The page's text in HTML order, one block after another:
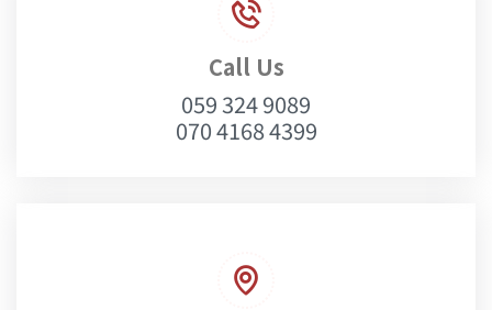
Call Us
059 324 9089
070 4168 4399